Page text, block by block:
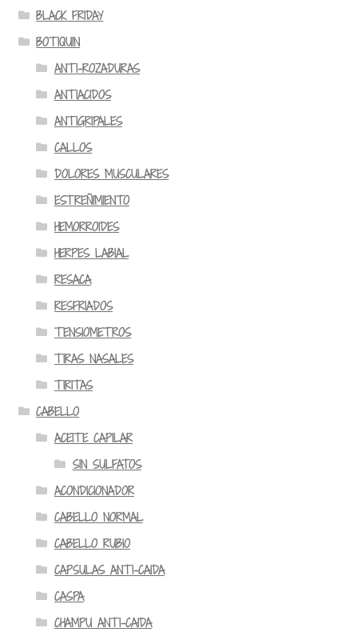
BLACK FRIDAY
BOTIQUIN
ANTI-ROZADURAS
ANTIACIDOS
ANTIGRIPALES
CALLOS
DOLORES MUSCULARES
ESTREÑIMIENTO
HEMORROIDES
HERPES LABIAL
RESACA
RESFRIADOS
TENSIOMETROS
TIRAS NASALES
TIRITAS
CABELLO
ACEITE CAPILAR
SIN SULFATOS
ACONDICIONADOR
CABELLO NORMAL
CABELLO RUBIO
CAPSULAS ANTI-CAIDA
CASPA
CHAMPU ANTI-CAIDA